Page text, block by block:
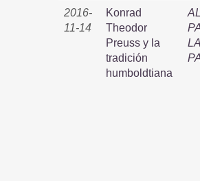
2016-
11-14
Konrad
Theodor
Preuss y la
tradición
humboldtiana